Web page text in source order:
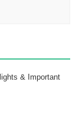
& Important